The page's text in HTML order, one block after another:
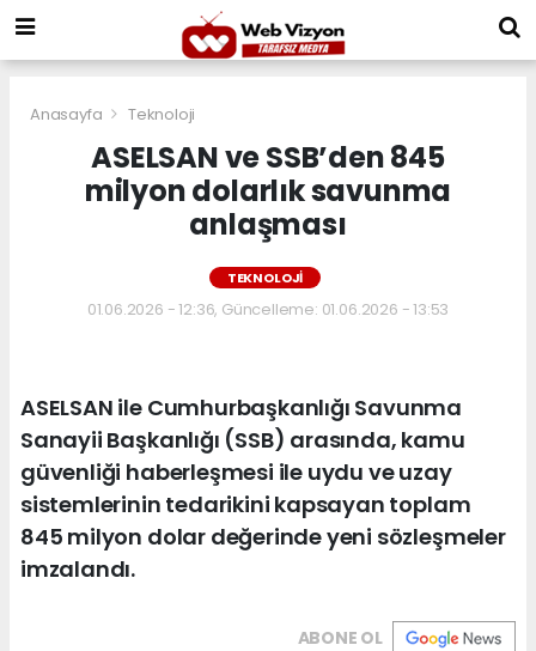
Anasayfa Teknoloji
ASELSAN ve SSB’den 845
milyon dolarlık savunma
anlaşması
TEKNOLOJI
01.06.2026 - 12:36, Güncelleme: 01.06.2026 - 13:53
ASELSAN ile Cumhurbaşkanlığı Savunma
Sanayii Başkanlığı (SSB) arasında, kamu
güvenliği haberleşmesi ile uydu ve uzay
sistemlerinin tedarikini kapsayan toplam
845 milyon dolar değerinde yeni sözleşmeler
imzalandı.
ABONE OL